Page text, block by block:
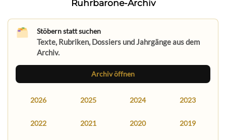
Ruhrbarone-Archiv
Stöbern statt suchen
Texte, Rubriken, Dossiers und Jahrgänge aus dem
Archiv.
Archiv öffnen
2026 2025 2024 2023
2022 2021 2020 2019